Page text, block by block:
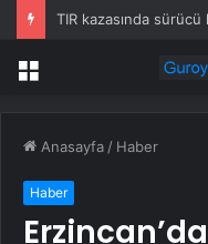
TIR kazasında sürücü
Menü
Anasayfa / Haber
Haber